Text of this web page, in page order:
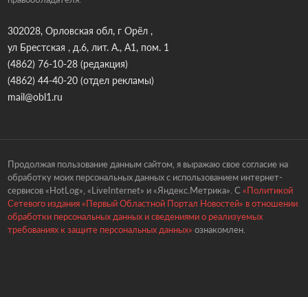
302028, Орловская обл, г Орёл ,
ул Брестская , д.6, лит. А., А1, пом. 1
(4862) 76-10-28(редакция)
(4862) 44-40-20(отдел рекламы)
mail@obl1.ru
Продолжая пользование данным сайтом, я выражаю свое согласие на
обработку моих персональных данных с использованием интернет-
сервисов «HotLog», «LiveInternet» и «Яндекс.Метрика». С «Политикой
Сетевого издания «Первый Областной Портал Новостей» в отношении
обработки персональных данных и сведениями о реализуемых
требованиях к защите персональных данных» ознакомлен.